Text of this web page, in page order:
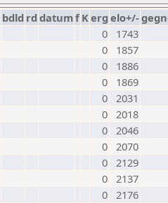
bdld rd datumf Kerg elo+/-
0
1743
0
1857
0
1886
0
1869
0 2031
0 2018
0 2046
0 2070
0 2129
0 2137
0 2176